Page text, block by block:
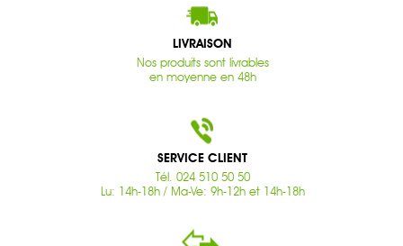
LIVRAISON
Nos produits sont livrables
en moyenne en 48h
SERVICE CLIENT
Tél. 024 510 50 50
Lu: 14h-18h / Ma-Ve: 9h-12h et 14h-18h